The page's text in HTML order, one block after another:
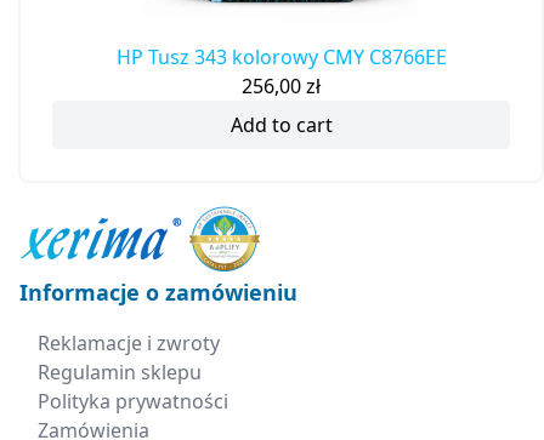
HP Tusz 343 kolorowy CMY C8766EE
256,00zł
Add to cart
Informacje o zamówieniu
Reklamacje i zwroty
Regulamin sklepu
Polityka prywatności
Zamówienia